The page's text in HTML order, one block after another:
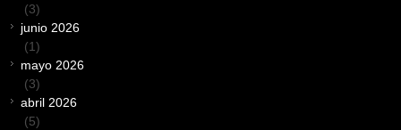
(3)
junio 2026
(1)
mayo 2026
(3)
abril 2026
(5)